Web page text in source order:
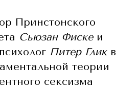
Принстонского
Сьюзан Фиске и
Питер Гликв
теории
сексизма